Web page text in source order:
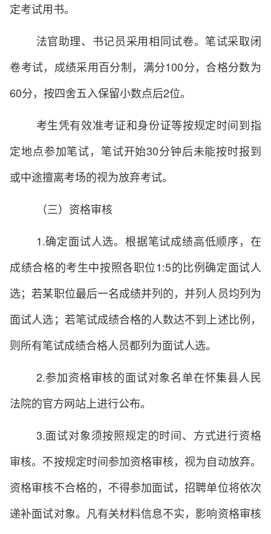
定考试用书。
法官助理、书记员采用相同试卷。笔试采取闭
卷考试，成绩采用百分制，满分100分，合格分数为
60分，按四舍五入保留小数点后2位。
考生凭有效准考证和身份证等按规定时间到指
定地点参加笔试，笔试开始30分钟后未能按时报到
或中途擅离考场的视为放弃考试。
（三）资格审核
1.确定面试人选。根据笔试成绩高低顺序，在
成绩合格的考生中按照各职位1:5的比例确定面试人
选；若某职位最后一名成绩并列的，并列人员均列为
面试人选；若笔试成绩合格的人数达不到上述比例，
则所有笔试成绩合格人员都列为面试人选。
2.参加资格审核的面试对象名单在怀集县人民
法院的官方网站上进行公布。
3.面试对象须按照规定的时间、方式进行资格
审核。不按规定时间参加资格审核，视为自动放弃。
资格审核不合格的，不得参加面试，招聘单位将依次
递补面试对象。凡有关材料信息不实，影响资格审核